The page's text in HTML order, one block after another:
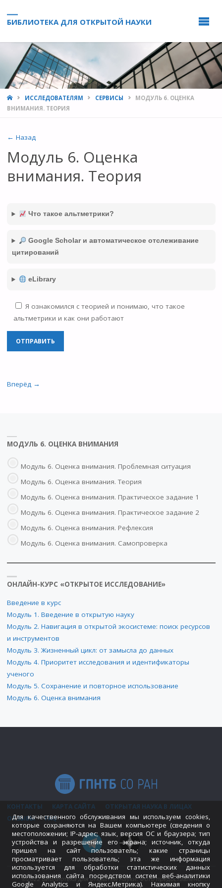
БИБЛИОТЕКА ДЛЯ ОТКРЫТОЙ НАУКИ
HOMEИССЛЕДОВАТЕЛЯМ СЕРВИСЫ
МОДУЛЬ 6. ОЦЕНКА
ВНИМАНИЯ. ТЕОРИЯ
← Назад
Модуль 6. Оценка
внимания. Теория
Что такое альтметрики?
Google Scholar и автоматическое отслеживание
цитирований
eLibrary
Я ознакомился с теорией и понимаю, что такое
альтметрики и как они работают
Вперёд →
МОДУЛЬ 6. ОЦЕНКА ВНИМАНИЯ
Модуль 6. Оценка внимания. Проблемная ситуация
Модуль 6. Оценка внимания. Теория
Модуль 6. Оценка внимания. Практическое задание 1
Модуль 6. Оценка внимания. Практическое задание 2
Модуль 6. Оценка внимания. Рефлексия
Модуль 6. Оценка внимания. Самопроверка
ОНЛАЙН-КУРС «ОТКРЫТОЕ ИССЛЕДОВАНИЕ»
Введение в курс
Модуль 1. Введение в открытую науку
Модуль 2. Навигация в открытой экосистеме: поиск ресурсов
и инструментов
Модуль 3. Жизненный цикл: от замысла до данных
Модуль 4. Приоритет исследования и идентификаторы
ученого
Модуль 5. Сохранение и повторное использование
Модуль 6. Оценка внимания
КОНТАКТЫ КАРТА САЙТА
ОТКРЫТАЯ НАУКА В ЛИЦАХ
ОТЗЫВЫ
FAQ
©2022 Библиотека для открытой науки. Фото предоставлено
Для качественного обслуживания мы используем cookies,
которые сохраняются на Вашем компьютере (сведения о
местоположении; IP-адрес; язык, версия ОС и браузера; тип
устройства и разрешение его экрана; источник, откуда
пришел на сайт пользователь; какие страницы
просматривает пользователь; эта же информация
используется для обработки статистических данных
использования сайта посредством систем веб-аналитики
Google Analytics и Яндекс.Метрика). Нажимая кнопку